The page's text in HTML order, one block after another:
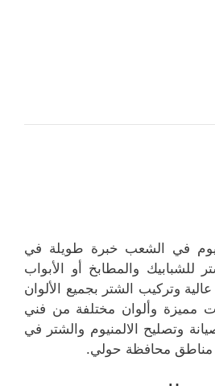
في الشعب خبرة طويلة في
للشبابيك والمطابخ أو الأبواب
وتركيب الشتر بجميع الألوان
مميزة وألوان مختلفة من فني
وتصليح الالمنيوم والشتر في
محافظة حولي.